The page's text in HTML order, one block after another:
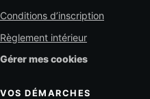
Conditions d’inscription
Règlement intérieur
Gérer mes cookies
VOS DÉMARCHES